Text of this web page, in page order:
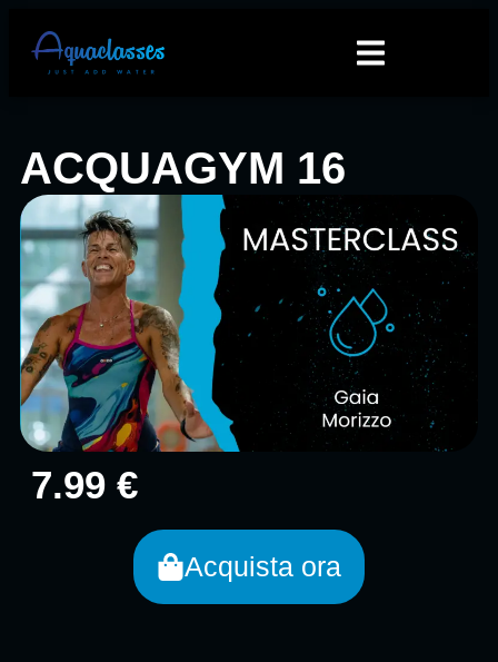
ACQUAGYM 16
7.99 €
Acquista ora